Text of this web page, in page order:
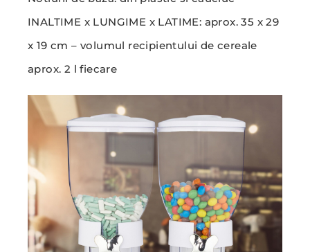
INALTIME x LUNGIME x LATIME: aprox. 35 x 29
x 19 cm – volumul recipientului de cereale
aprox. 2 l fiecare